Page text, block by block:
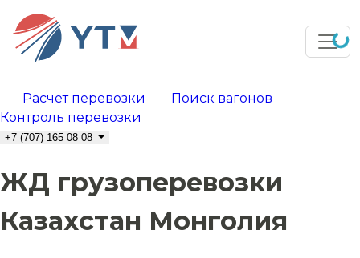
Расчет перевозки
Поиск вагонов
Контроль перевозки
+7 (707) 165 08 08
ЖД грузоперевозки
Казахстан Монголия